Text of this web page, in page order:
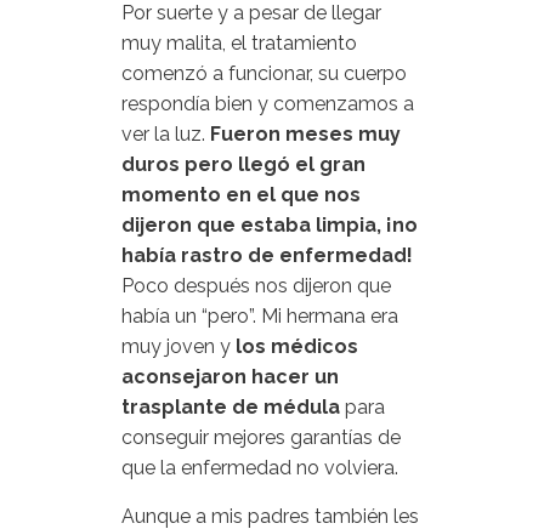
Por suerte y a pesar de llegar
muy malita, el tratamiento
comenzó a funcionar, su cuerpo
respondía bien y comenzamos a
ver la luz. Fueron meses muy
duros pero llegó el gran
momento en el que nos
dijeron que estaba limpia, ¡no
había rastro de enfermedad!
Poco después nos dijeron que
había un “pero”. Mi hermana era
muy joven y los médicos
aconsejaron hacer un
trasplante de médula para
conseguir mejores garantías de
que la enfermedad no volviera.
Aunque a mis padres también les